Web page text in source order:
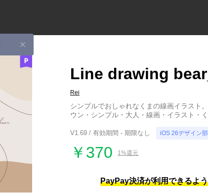
Line drawing
Rei
シンプルでおしゃれなくまの線画イラスト
ウン・シンプル・大人・線画・イラスト・
V1.69 / 有効期間 - 期限なし iOS 26デザイン
￥370 1%還元
PayPay決済が利用できるよ